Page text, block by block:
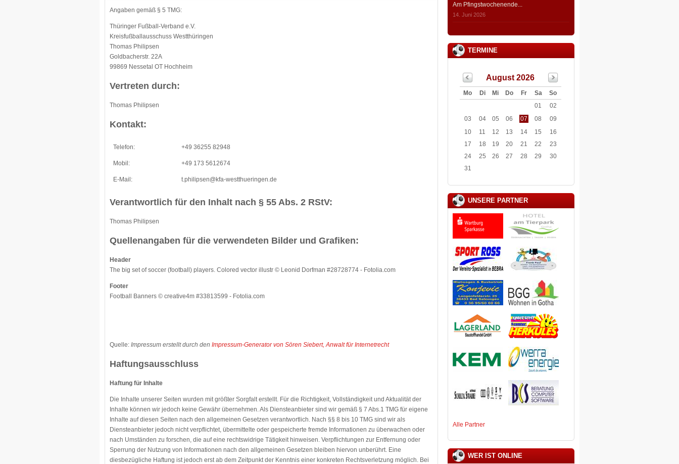
Angaben gemäß § 5 TMG:
Thüringer Fußball-Verband e.V.
Kreisfußballausschuss Westthüringen
Thomas Philipsen
Goldbacherstr. 22A
99869 Nessetal OT Hochheim
Vertreten durch:
Thomas Philipsen
Kontakt:
Telefon: +49 36255 82948
Mobil: +49 173 5612674
E-Mail: t.philipsen@kfa-westthueringen.de
Verantwortlich für den Inhalt nach § 55 Abs. 2 RStV:
Thomas Philipsen
Quellenangaben für die verwendeten Bilder und Grafiken:
Header
The big set of soccer (football) players. Colored vector illustr © Leonid Dorfman #28728774 - Fotolia.com
Footer
Football Banners © creative4m #33813599 - Fotolia.com
Quelle: Impressum erstellt durch den Impressum-Generator von Sören Siebert, Anwalt für Internetrecht
Haftungsausschluss
Haftung für Inhalte
Die Inhalte unserer Seiten wurden mit größter Sorgfalt erstellt. Für die Richtigkeit, Vollständigkeit und Aktualität der
Inhalte können wir jedoch keine Gewähr übernehmen. Als Diensteanbieter sind wir gemäß § 7 Abs.1 TMG für eigene
Inhalte auf diesen Seiten nach den allgemeinen Gesetzen verantwortlich. Nach §§ 8 bis 10 TMG sind wir als
Diensteanbieter jedoch nicht verpflichtet, übermittelte oder gespeicherte fremde Informationen zu überwachen oder
nach Umständen zu forschen, die auf eine rechtswidrige Tätigkeit hinweisen. Verpflichtungen zur Entfernung oder
Sperrung der Nutzung von Informationen nach den allgemeinen Gesetzen bleiben hiervon unberührt. Eine
diesbezügliche Haftung ist jedoch erst ab dem Zeitpunkt der Kenntnis einer konkreten Rechtsverletzung möglich. Bei
Am Pfingstwochenende...
14. Juni 2026
TERMINE
August 2026
Mo Di Mi Do Fr Sa
So
01
02
03
04 05 06 07 08
09
10
11 12 13 14 15
16
17
18 19 20 21 22
23
24
25 26 27 28 29
30
31
UNSERE PARTNER
Alle Partner
WER IST ONLINE